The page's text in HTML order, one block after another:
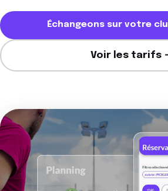
Échangeons sur votre
Voir les tarifs